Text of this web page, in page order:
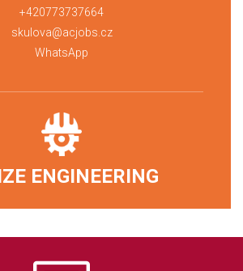
+420773737664
skulova@acjobs.cz
WhatsApp
ENGINEERING